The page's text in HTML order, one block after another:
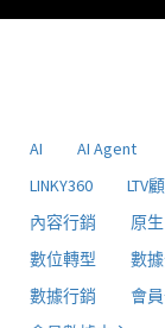
AI AI Agent
LINKY360
LTV
內容行銷
原
數位轉型
數
數據行銷
會